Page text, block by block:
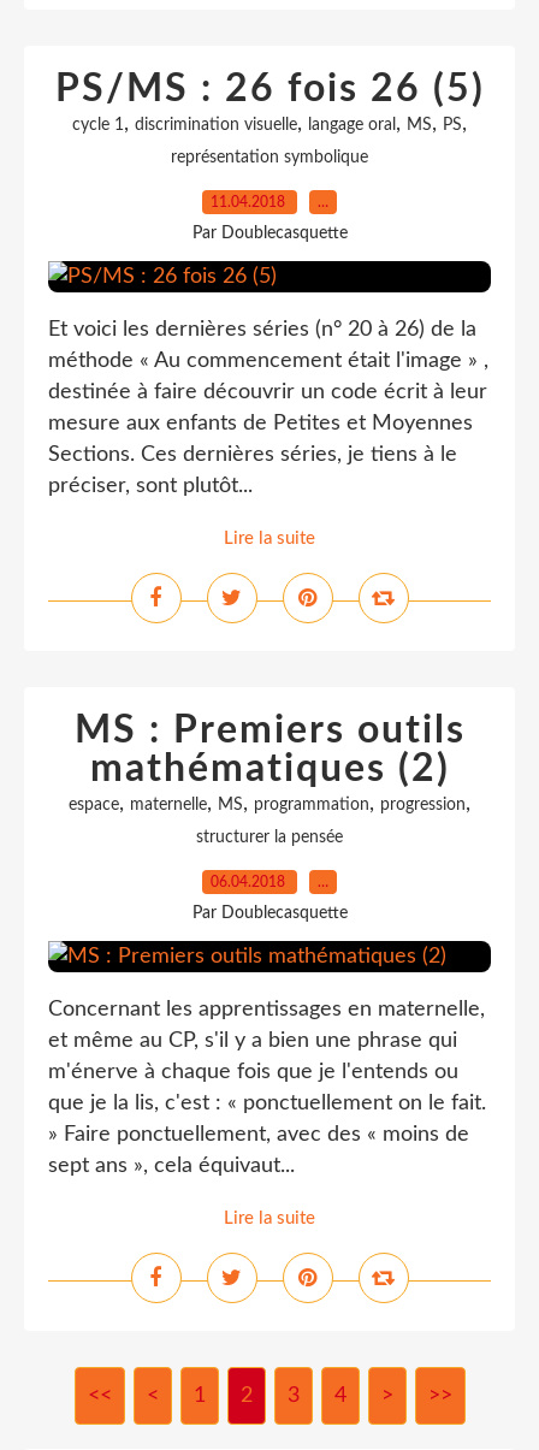
PS/MS : 26 fois 26 (5)
cycle 1, discrimination visuelle, langage oral , MS, PS,
représentation symbolique
11.04.2018 …
Par Doublecasquette
Et voici les dernières séries (n° 20 à 26) de la
méthode « Au commencement était l'image » ,
destinée à faire découvrir un code écrit à leur
mesure aux enfants de Petites et Moyennes
Sections. Ces dernières séries, je tiens à le
préciser, sont plutôt...
Lire la suite
MS : Premiers outils
mathématiques (2)
espace, maternelle, MS, programmation, progression,
structurer la pensée
06.04.2018 …
Par Doublecasquette
Concernant les apprentissages en maternelle,
et même au CP, s'il y a bien une phrase qui
m'énerve à chaque fois que je l'entends ou
que je la lis, c'est : « ponctuellement on le fait.
» Faire ponctuellement, avec des « moins de
sept ans », cela équivaut...
Lire la suite
<< < 1 2 3 4 > >>